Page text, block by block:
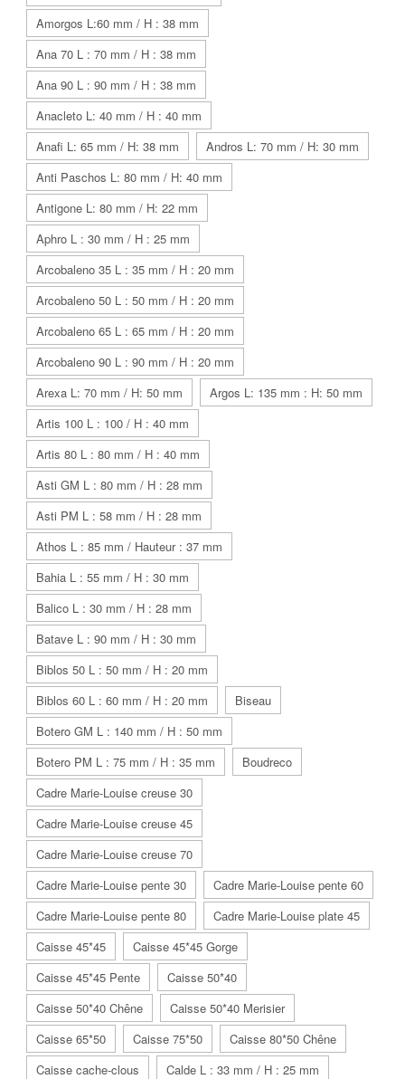
Amorgos L:60 mm / H : 38 mm
Ana 70 L : 70 mm / H : 38 mm
Ana 90 L : 90 mm / H : 38 mm
Anacleto L: 40 mm / H : 40 mm
Anafi L: 65 mm / H: 38 mm
Andros L: 70 mm / H: 30 mm
Anti Paschos L: 80 mm / H: 40 mm
Antigone L: 80 mm / H: 22 mm
Aphro L : 30 mm / H : 25 mm
Arcobaleno 35 L : 35 mm / H : 20 mm
Arcobaleno 50 L : 50 mm / H : 20 mm
Arcobaleno 65 L : 65 mm / H : 20 mm
Arcobaleno 90 L : 90 mm / H : 20 mm
Arexa L: 70 mm / H: 50 mm
Argos L: 135 mm : H: 50 mm
Artis 100 L : 100 / H : 40 mm
Artis 80 L : 80 mm / H : 40 mm
Asti GM L : 80 mm / H : 28 mm
Asti PM L : 58 mm / H : 28 mm
Athos L : 85 mm / Hauteur : 37 mm
Bahia L : 55 mm / H : 30 mm
Balico L : 30 mm / H : 28 mm
Batave L : 90 mm / H : 30 mm
Biblos 50 L : 50 mm / H : 20 mm
Biblos 60 L : 60 mm / H : 20 mm
Biseau
Botero GM L : 140 mm / H : 50 mm
Botero PM L : 75 mm / H : 35 mm
Boudreco
Cadre Marie-Louise creuse 30
Cadre Marie-Louise creuse 45
Cadre Marie-Louise creuse 70
Cadre Marie-Louise pente 30
Cadre Marie-Louise pente 60
Cadre Marie-Louise pente 80
Cadre Marie-Louise plate 45
Caisse 45*45
Caisse 45*45 Gorge
Caisse 45*45 Pente
Caisse 50*40
Caisse 50*40 Chêne
Caisse 50*40 Merisier
Caisse 65*50
Caisse 75*50
Caisse 80*50 Chêne
Caisse cache-clous
Calde L : 33 mm / H : 25 mm